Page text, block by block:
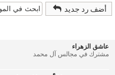
أضف رد جديد
عاشق الزهراء
مشترك في مجالس آل محمد